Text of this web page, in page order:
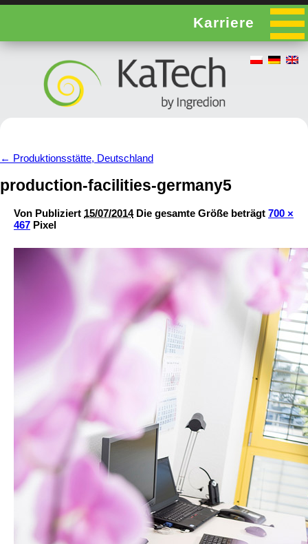
Karriere
← Produktionsstätte, Deutschland
production-facilities-germany5
Von Publiziert 15/07/2014 Die gesamte Größe beträgt 700 ×
467 Pixel